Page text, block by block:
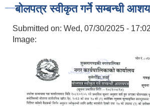
बोलपत्र स्वीकृत गर्ने सम्बन्धी
Submitted on: Wed, 07/30/2025 - 17:02
Image: